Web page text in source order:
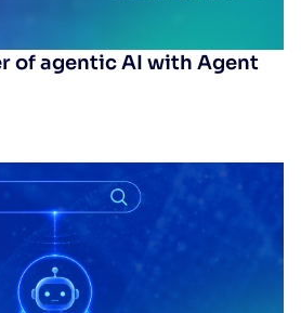
of agentic AI with Agent